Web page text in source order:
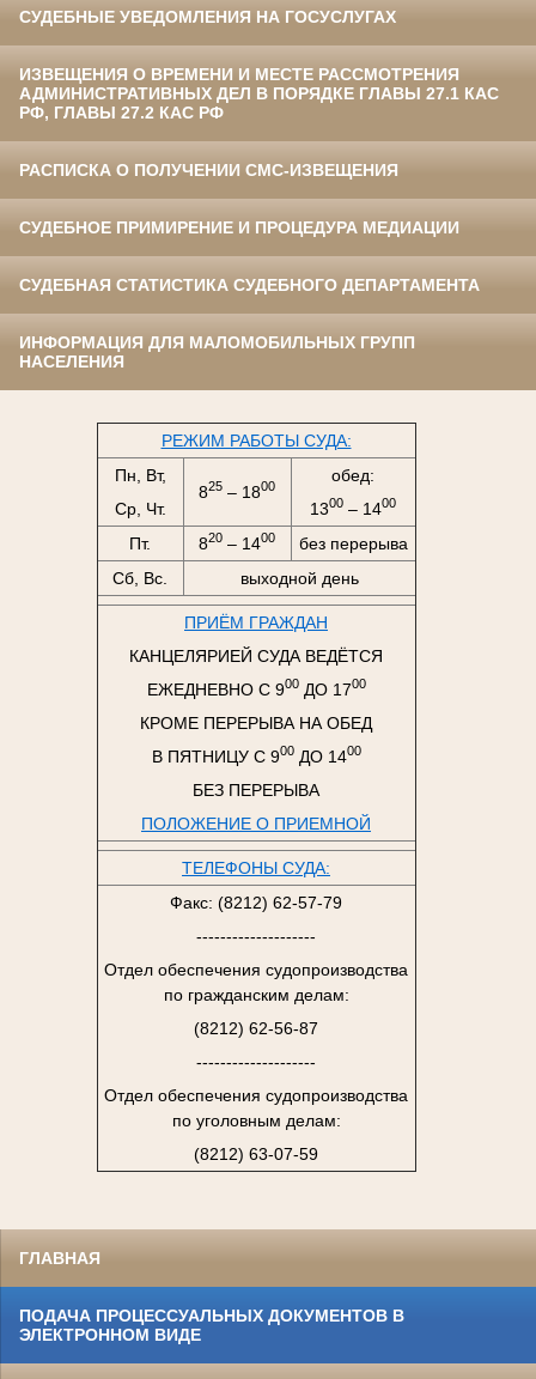
СУДЕБНЫЕ УВЕДОМЛЕНИЯ НА ГОСУСЛУГАХ
ИЗВЕЩЕНИЯ О ВРЕМЕНИ И МЕСТЕ РАССМОТРЕНИЯ
АДМИНИСТРАТИВНЫХ ДЕЛ В ПОРЯДКЕ ГЛАВЫ 27.1 КАС
РФ, ГЛАВЫ 27.2 КАС РФ
РАСПИСКА О ПОЛУЧЕНИИ СМС-ИЗВЕЩЕНИЯ
СУДЕБНОЕ ПРИМИРЕНИЕ И ПРОЦЕДУРА МЕДИАЦИИ
СУДЕБНАЯ СТАТИСТИКА СУДЕБНОГО ДЕПАРТАМЕНТА
ИНФОРМАЦИЯ ДЛЯ МАЛОМОБИЛЬНЫХ ГРУПП
НАСЕЛЕНИЯ
РЕЖИМ РАБОТЫ СУДА:
Пн, Вт,
Ср, Чт.
825 – 1800
обед:
1300 – 1400
Пт. 820 – 1400
без перерыва
Сб, Вс.
выходной день
ПРИЁМ ГРАЖДАН
КАНЦЕЛЯРИЕЙ СУДА ВЕДЁТСЯ
ЕЖЕДНЕВНО С 900ДО 1700
КРОМЕ ПЕРЕРЫВА НА ОБЕД
В ПЯТНИЦУ С 900ДО 1400
БЕЗ ПЕРЕРЫВА
ПОЛОЖЕНИЕ О ПРИЕМНОЙ
ТЕЛЕФОНЫ СУДА:
Факс: (8212) 62-57-79
--------------------
Отдел обеспечения судопроизводства
по гражданским делам:
(8212) 62-56-87
--------------------
Отдел обеспечения судопроизводства
по уголовным делам:
(8212) 63-07-59
ГЛАВНАЯ
ПОДАЧА ПРОЦЕССУАЛЬНЫХ ДОКУМЕНТОВ В
ЭЛЕКТРОННОМ ВИДЕ